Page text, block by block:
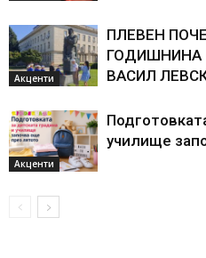
Акценти
ПЛЕВЕН
ГОДИШНИНА
ВАСИЛ
Акценти
училище